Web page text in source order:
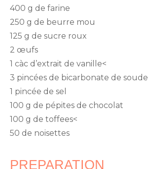
400 g de farine
250 g de beurre mou
125 g de sucre roux
2 œufs
1 càc d’extrait de vanille<
3 pincées de bicarbonate de soude
1 pincée de sel
100 g de pépites de chocolat
100 g de toffees<
50 de noisettes
PREPARATION